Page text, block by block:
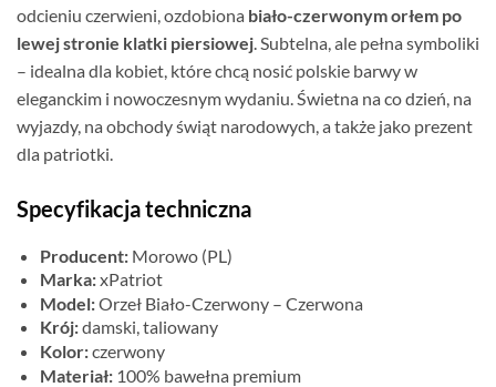
odcieniu czerwieni, ozdobiona biało-czerwonym orłem po
lewej stronie klatki piersiowej. Subtelna, ale pełna symboliki
– idealna dla kobiet, które chcą nosić polskie barwy w
eleganckim i nowoczesnym wydaniu. Świetna na co dzień, na
wyjazdy, na obchody świąt narodowych, a także jako prezent
dla patriotki.
Specyfikacja techniczna
Producent:Morowo (PL)
Marka:xPatriot
Model:Orzeł Biało-Czerwony – Czerwona
Krój:damski, taliowany
Kolor:czerwony
Materiał:100% bawełna premium